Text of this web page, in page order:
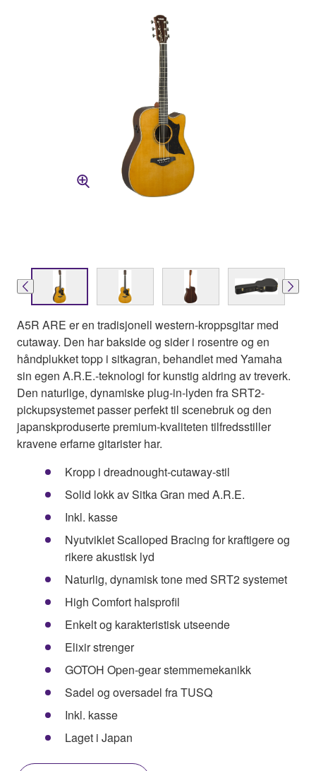
A5R ARE er en tradisjonell western-kroppsgitar med
cutaway. Den har bakside og sider i rosentre og en
håndplukket topp i sitkagran, behandlet med Yamaha
sin egen A.R.E.-teknologi for kunstig aldring av treverk.
Den naturlige, dynamiske plug-in-lyden fra SRT2-
pickupsystemet passer perfekt til scenebruk og den
japanskproduserte premium-kvaliteten tilfredsstiller
kravene erfarne gitarister har.
Kropp i dreadnought-cutaway-stil
Solid lokk av Sitka Gran med A.R.E.
Inkl. kasse
Nyutviklet Scalloped Bracing for kraftigere og
rikere akustisk lyd
Naturlig, dynamisk tone med SRT2 systemet
High Comfort halsprofil
Enkelt og karakteristisk utseende
Elixir strenger
GOTOH Open-gear stemmemekanikk
Sadel og oversadel fra TUSQ
Inkl. kasse
Laget i Japan